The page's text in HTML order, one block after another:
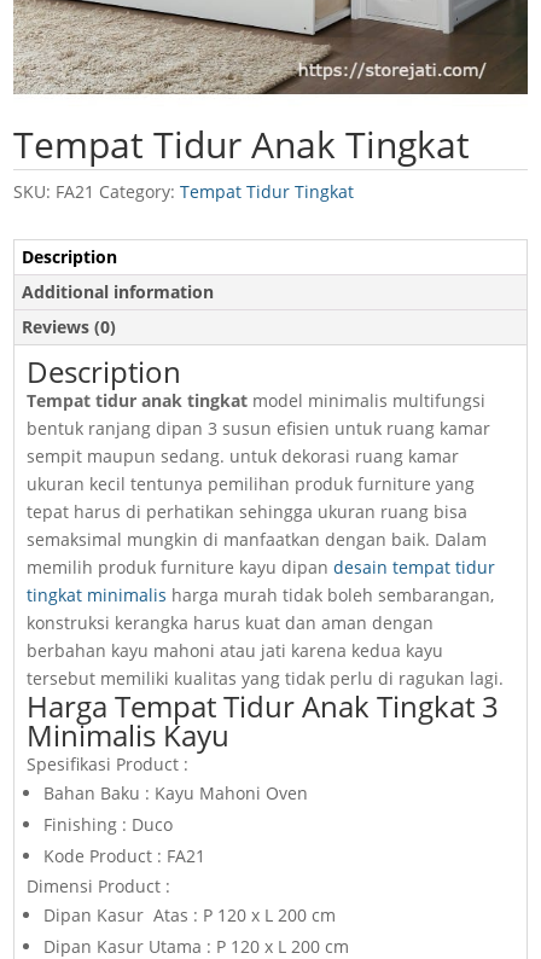
Tempat Tidur Anak Tingkat
SKU: FA21 Category:Tempat Tidur Tingkat
Description
Additional information
Reviews (0)
Description
Tempat tidur anak tingkat model minimalis multifungsi
bentuk ranjang dipan 3 susun efisien untuk ruang kamar
sempit maupun sedang. untuk dekorasi ruang kamar
ukuran kecil tentunya pemilihan produk furniture yang
tepat harus di perhatikan sehingga ukuran ruang bisa
semaksimal mungkin di manfaatkan dengan baik. Dalam
memilih produk furniture kayu dipandesain tempat tidur
tingkat minimalis harga murah tidak boleh sembarangan,
konstruksi kerangka harus kuat dan aman dengan
berbahan kayu mahoni atau jati karena kedua kayu
tersebut memiliki kualitas yang tidak perlu di ragukan lagi.
Harga Tempat Tidur Anak Tingkat 3
Minimalis Kayu
Spesifikasi Product :
Bahan Baku : Kayu Mahoni Oven
Finishing : Duco
Kode Product : FA21
Dimensi Product :
Dipan Kasur Atas : P 120 x L 200 cm
Dipan Kasur Utama : P 120 x L 200 cm